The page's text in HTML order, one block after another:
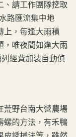
、請工作團隊挖取
路匯流集中地
上，每逢大雨積
，唯夜間如逢大雨
經費加裝自動偵
荒野台南大營農場
螺的方法，有禾鴨